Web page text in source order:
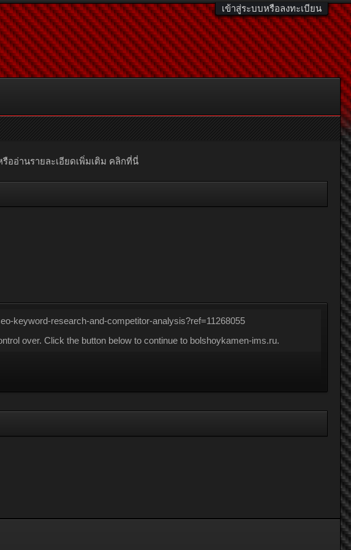
เข้าสู่ระบบหรือลงทะเบียน
รืออ่านรายละเอียดเพิ่มเติม คลิกที่นี่
keyword-research-and-competitor-analysis?ref=11268055
over. Click the button below to continue to bolshoykamen-ims.ru.